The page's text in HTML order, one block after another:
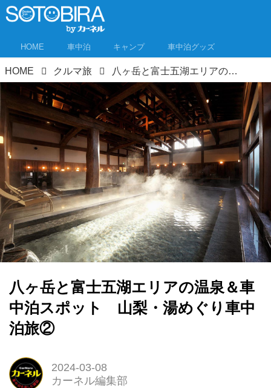
HOME 車中泊 キャンプ 車中泊グッズ
HOME クルマ旅 八ヶ岳と富士五湖エリアの温泉＆車中泊スポット 山梨・湯めぐり車中泊旅②
八ヶ岳と富士五湖エリアの温泉＆車
中泊スポット 山梨・湯めぐり車中
泊旅②
2024-03-08
カーネル編集部